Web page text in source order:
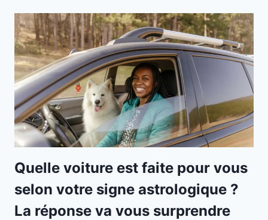
Quelle voiture est faite pour vous
selon votre signe astrologique ?
La réponse va vous surprendre